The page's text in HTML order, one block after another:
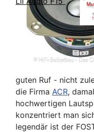
guten Ruf - nicht
die Firma ACR,
hochwertigen
konzentriert man
legendär ist der